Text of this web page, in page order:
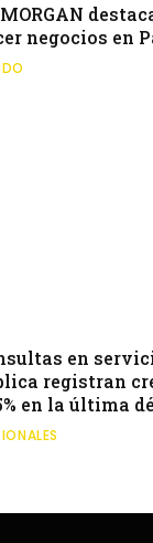
negocios en
en
registran
en la última